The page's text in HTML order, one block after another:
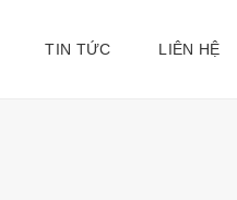
TIN TỨC LIÊN HỆ